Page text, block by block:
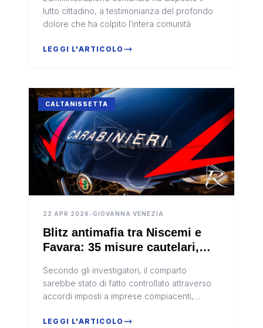
per il giovane ucciso a Pavia
lutto cittadino, a testimonianza del profondo
dolore che ha colpito l’intera comunità
LEGGI L'ARTICOLO
CALTANISSETTA
22 APR 2026 •GIOVANNA VENEZIA
Blitz antimafia tra Niscemi e
Favara: 35 misure cautelari,
degli oli esausti
Secondo gli investigatori, il comparto
sarebbe stato di fatto controllato attraverso
accordi imposti a imprese compiacenti,
mercato.
LEGGI L'ARTICOLO